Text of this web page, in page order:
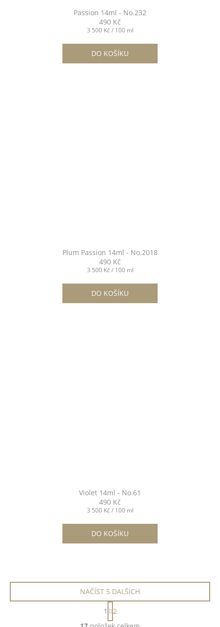
Passion 14ml - No.232
490 Kč
Měrná
3 500 Kč / 100 ml
DO KOŠÍKU
Plum Passion 14ml - No.2018
490 Kč
Měrná
3 500 Kč / 100 ml
DO KOŠÍKU
Violet 14ml - No.61
490 Kč
Měrná
3 500 Kč / 100 ml
DO KOŠÍKU
O
NAČÍST 5 DALŠÍCH
S
t
r
1
2